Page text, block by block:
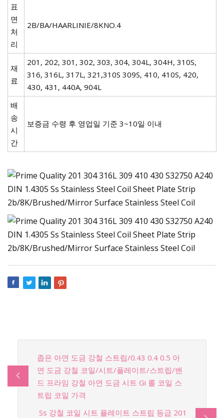
표
면
처
리
2B/BA/HAARLINIE/8KNO.4
재
료
201, 202, 301, 302, 303, 304, 304L, 304H, 310S,
316, 316L, 317L, 321,310S 309S, 410, 410S, 420,
430, 431, 440A, 904L
배
송
시
간
보증금 수령 후 영업일 기준 3~10일 이내
좁은 아연 도금 강철 스트립/0.43 0.4 0.5 아
연 도금 강철 코일/시트/플레이트/스트립/밴
드 프라임 강철 아연 도금 시트 Gi 롤 코일 스
트립 코일 가격
Ss 강철 코일 시트 플레이트 스트립 등급 201